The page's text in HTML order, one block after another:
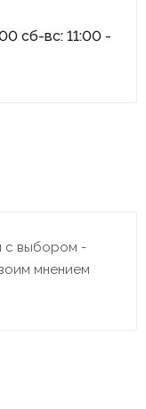
сб-вс: 11:00 -
с выбором -
мнением